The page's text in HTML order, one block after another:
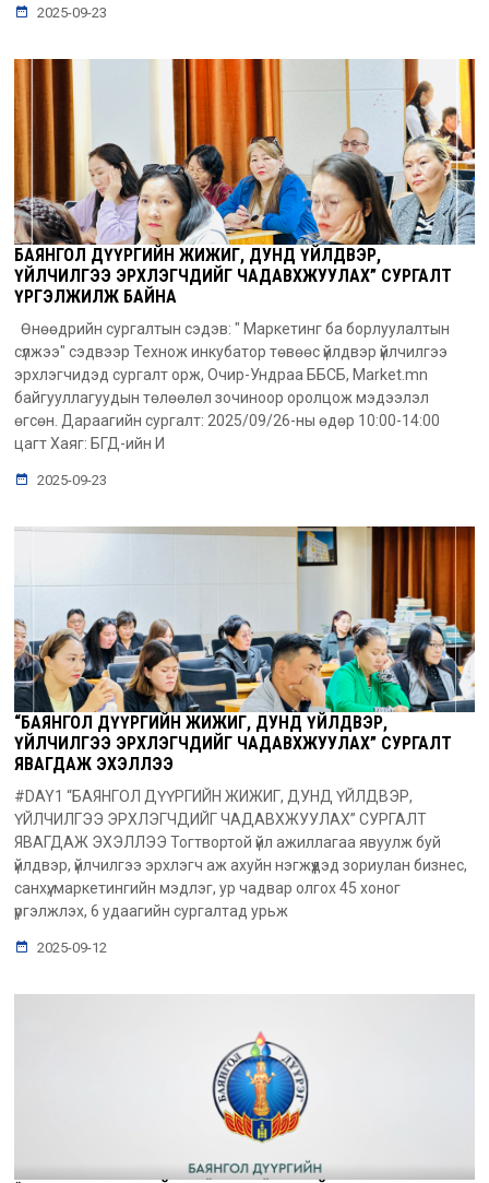
2025-09-23
БАЯНГОЛ ДҮҮРГИЙН ЖИЖИГ, ДУНД ҮЙЛДВЭР,
ҮЙЛЧИЛГЭЭ ЭРХЛЭГЧДИЙГ ЧАДАВХЖУУЛАХ” СУРГАЛТ
ҮРГЭЛЖИЛЖ БАЙНА
Өнөөдрийн сургалтын сэдэв: " Маркетинг ба борлуулалтын
сүлжээ" сэдвээр Технож инкубатор төвөөс үйлдвэр үйлчилгээ
эрхлэгчидэд сургалт орж, Очир-Ундраа ББСБ, Market.mn
байгууллагуудын төлөөлөл зочиноор оролцож мэдээлэл
өгсөн. Дараагийн сургалт: 2025/09/26-ны өдөр 10:00-14:00
цагт Хаяг: БГД-ийн И
2025-09-23
“БАЯНГОЛ ДҮҮРГИЙН ЖИЖИГ, ДУНД ҮЙЛДВЭР,
ҮЙЛЧИЛГЭЭ ЭРХЛЭГЧДИЙГ ЧАДАВХЖУУЛАХ” СУРГАЛТ
ЯВАГДАЖ ЭХЭЛЛЭЭ
#DAY1 “БАЯНГОЛ ДҮҮРГИЙН ЖИЖИГ, ДУНД ҮЙЛДВЭР,
ҮЙЛЧИЛГЭЭ ЭРХЛЭГЧДИЙГ ЧАДАВХЖУУЛАХ” СУРГАЛТ
ЯВАГДАЖ ЭХЭЛЛЭЭ Тогтвортой үйл ажиллагаа явуулж буй
үйлдвэр, үйлчилгээ эрхлэгч аж ахуйн нэгжүүдэд зориулан бизнес,
санхүү, маркетингийн мэдлэг, ур чадвар олгох 45 хоног
үргэлжлэх, 6 удаагийн сургалтад урьж
2025-09-12